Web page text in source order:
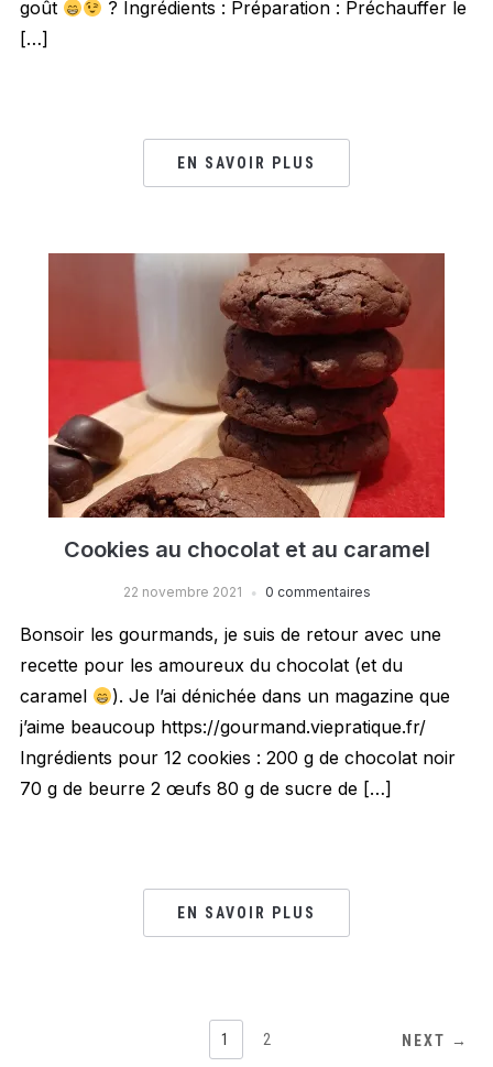
goût
? Ingrédients : Préparation : Préchauffer le
[…]
EN SAVOIR PLUS
Cookies au chocolat et au caramel
22 novembre 2021 0 commentaires
Bonsoir les gourmands, je suis de retour avec une
recette pour les amoureux du chocolat (et du
caramel
). Je l’ai dénichée dans un magazine que
j’aime beaucoup https://gourmand.viepratique.fr/
Ingrédients pour 12 cookies : 200 g de chocolat noir
70 g de beurre 2 œufs 80 g de sucre de […]
EN SAVOIR PLUS
1 2 NEXT →